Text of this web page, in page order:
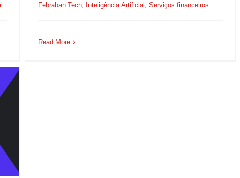
Febraban Tech, Inteligência Artificial , Serviços financeiros
Read More